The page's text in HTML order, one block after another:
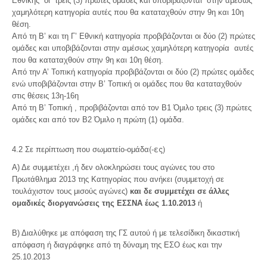
χαμηλότερη κατηγορία αυτές που θα καταταχθούν στην 9η και 10η
θέση.
Από τη Β’ και τη Γ’ Εθνική κατηγορία προβιβάζονται οι δύο (2) πρώτες
ομάδες και υποβιβάζονται στην αμέσως χαμηλότερη κατηγορία αυτές
που θα καταταχθούν στην 9η και 10η θέση.
Από την Α’ Τοπική κατηγορία προβιβάζονται οι δύο (2) πρώτες ομάδες
ενώ υποβιβάζονται στην Β’ Τοπική οι ομάδες που θα καταταχθούν
στις θέσεις 13η-16η
Από τη Β’ Τοπική , προβιβάζονται από τον Β1 Όμιλο τρεις (3) πρώτες
ομάδες και από τον Β2 Όμιλο η πρώτη (1) ομάδα.
4.2 Σε περίπτωση που σωματείο-ομάδα(-ες)
Α) Δε συμμετέχει ,ή δεν ολοκληρώσει τους αγώνες του στο
Πρωτάθλημα 2013 της Κατηγορίας που ανήκει (συμμετοχή σε
τουλάχιστον τους μισούς αγώνες) και δε συμμετέχει σε άλλες
ομαδικές διοργανώσεις της ΕΣΣΝΑ έως 1.10.2013 ή
Β) Διαλύθηκε με απόφαση της ΓΣ αυτού ή με τελεσίδικη δικαστική
απόφαση ή διαγράφηκε από τη δύναμη της ΕΣΟ έως και την
25.10.2013